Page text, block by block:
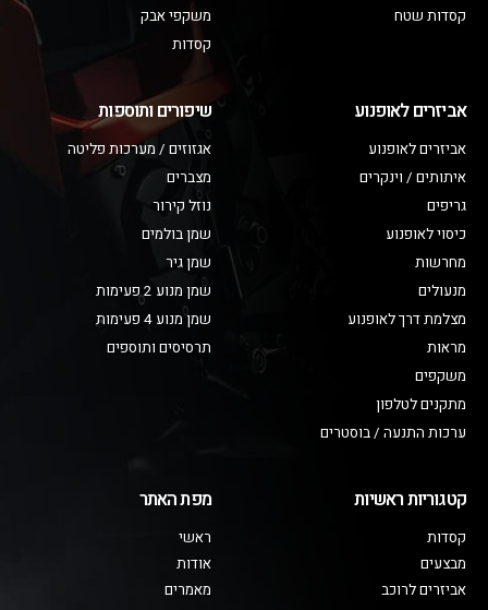
קסדות שטח
משקפי אבק
קסדות
אביזרים לאופנוע
אביזרים לאופנוע
איתותים / וינקרים
גריפים
כיסוי לאופנוע
מחרשות
מנעולים
מצלמת דרך לאופנוע
מראות
משקפים
מתקנים לטלפון
ערכות התנעה / בוסטרים
שיפורים ותוספות
אגזוזים / מערכות פליטה
מצברים
נוזל קירור
שמן בולמים
שמן גיר
שמן מנוע 2 פעימות
שמן מנוע 4 פעימות
תרסיסים ותוספים
קטגוריות ראשיות
קסדות
מבצעים
אביזרים לרוכב
מפת האתר
ראשי
אודות
מאמרים